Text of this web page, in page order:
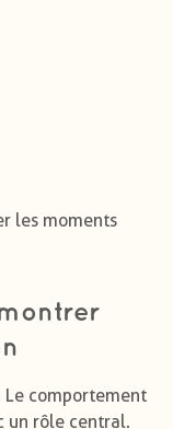
les moments
Le comportement
un rôle central.